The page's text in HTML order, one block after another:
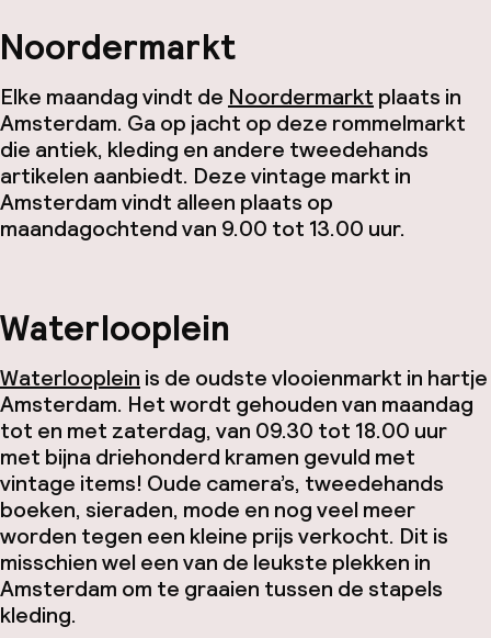
Noordermarkt
Elke maandag vindt de Noordermarkt plaats in
Amsterdam. Ga op jacht op deze rommelmarkt
die antiek, kleding en andere tweedehands
artikelen aanbiedt. Deze vintage markt in
Amsterdam vindt alleen plaats op
maandagochtend van 9.00 tot 13.00 uur.
Waterlooplein
Waterlooplein is de oudste vlooienmarkt in hartje
Amsterdam. Het wordt gehouden van maandag
tot en met zaterdag, van 09.30 tot 18.00 uur
met bijna driehonderd kramen gevuld met
vintage items! Oude camera’s, tweedehands
boeken, sieraden, mode en nog veel meer
worden tegen een kleine prijs verkocht. Dit is
misschien wel een van de leukste plekken in
Amsterdam om te graaien tussen de stapels
kleding.